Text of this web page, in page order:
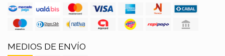
MEDIOS DE ENVÍO